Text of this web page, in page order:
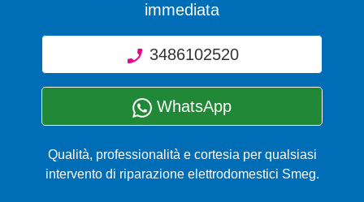
immediata
3486102520
WhatsApp
Qualità, professionalità e cortesia per qualsiasi
intervento di riparazione elettrodomestici Smeg.